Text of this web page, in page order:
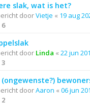
slak, wat is het?
doorVietje « 19 aug
6
door Linda « 22 jun
3
(ongewenste?)
doorAaron « 06 jun
2